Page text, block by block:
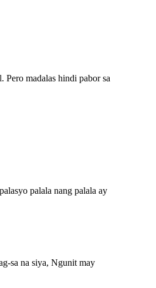
Pero madalas hindi pabor sa
palala nang palala ay
sa na siya, Ngunit may